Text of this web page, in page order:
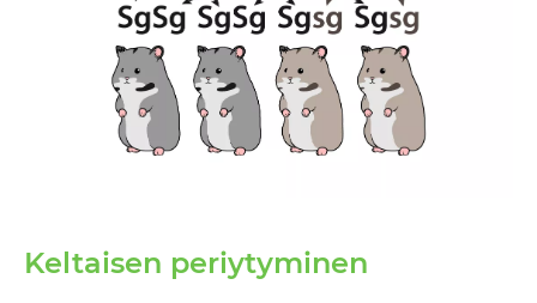
Keltaisen periytyminen